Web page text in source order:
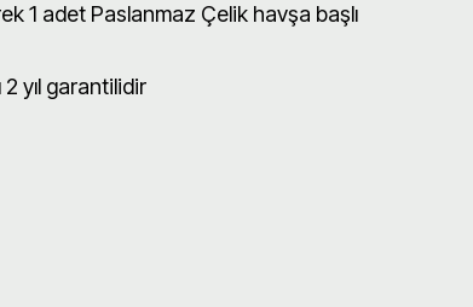
1 adet Paslanmaz Çelik havşa başlı
2 yıl garantilidir